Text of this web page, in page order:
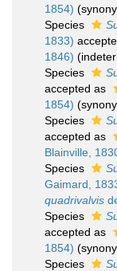
1854)
Species
1833)
1846)
Species
accepted as
1854)
Species
accepted as
Blainville,
Species
Gaimard,
quadrivalvis
Species
accepted as
1854)
Species